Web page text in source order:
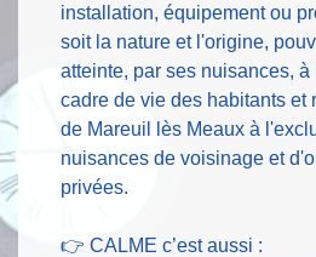
installation, équipement ou
soit la nature et l'origine,
atteinte, par ses nuisances, à
cadre de vie des habitants et
de Mareuil lès Meaux à
nuisances de voisinage et
privées.
👉 CALME c’est aussi :